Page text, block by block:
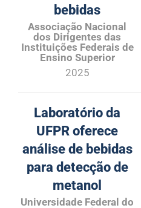
bebidas
Associação Nacional
dos Dirigentes das
Instituições Federais de
Ensino Superior
2025
Laboratório da
UFPR oferece
análise de bebidas
para detecção de
metanol
Universidade Federal do